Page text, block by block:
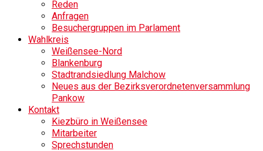
Reden
Anfragen
Besuchergruppen im Parlament
Wahlkreis
Weißensee-Nord
Blankenburg
Stadtrandsiedlung Malchow
Neues aus der Bezirksverordnetenversammlung
Pankow
Kontakt
Kiezbüro in Weißensee
Mitarbeiter
Sprechstunden